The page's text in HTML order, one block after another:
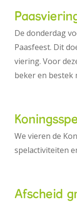
De donderdag
Paasfeest. Dit
viering. Voor
beker en bestek
We vieren de
spelactiviteiten
Afscheid